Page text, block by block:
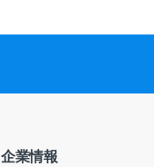
企業情報